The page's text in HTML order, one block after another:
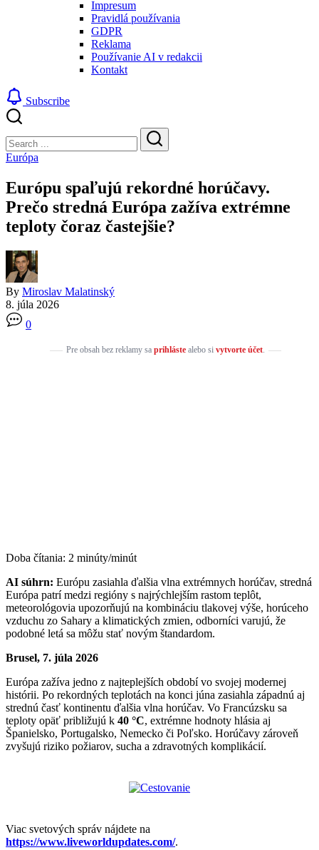
Impresum
Pravidlá používania
GDPR
Reklama
Používanie AI v redakcii
Kontakt
Subscribe
Search
Search
Európa
Európu spaľujú rekordné horúčavy.
Prečo stredná Európa zažíva extrémne
teploty čoraz častejšie?
By Miroslav Malatinský
8. júla 2026
0
Pre obsah bez reklamy sa prihlástealebo si vytvorte účet.
Doba čítania: 2 minúty/minút
AI súhrn: Európu zasiahla ďalšia vlna extrémnych horúčav, stredná
Európa patrí medzi regióny s najrýchlejším rastom teplôt,
meteorológovia upozorňujú na kombináciu tlakovej výše, horúceho
vzduchu zo Sahary a klimatických zmien, odborníci varujú, že
podobné letá sa môžu stať novým štandardom.
Brusel, 7. júla 2026
Európa zažíva jedno z najteplejších období vo svojej modernej
histórii. Po rekordných teplotách na konci júna zasiahla západnú aj
strednú časť kontinentu ďalšia vlna horúčav. Vo Francúzsku sa
teploty opäť približujú k 40 °C, extrémne hodnoty hlásia aj
Španielsko, Portugalsko, Nemecko či Poľsko. Horúčavy zároveň
zvyšujú riziko požiarov, sucha a zdravotných komplikácií.
Viac svetových správ nájdete na
https://www.liveworldupdates.com/.